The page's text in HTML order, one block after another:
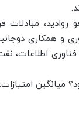
مبادلات
و همکاری
و فناوری
امتیازات: ۲۰۰۰ به این خبر امتیاز دهید